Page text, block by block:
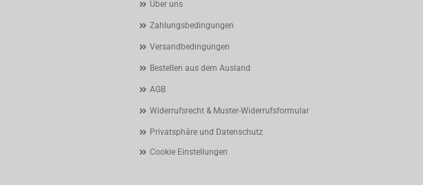
Über uns
Zahlungsbedingungen
Versandbedingungen
Bestellen aus dem Ausland
AGB
Widerrufsrecht & Muster-Widerrufsformular
Privatsphäre und Datenschutz
Cookie Einstellungen